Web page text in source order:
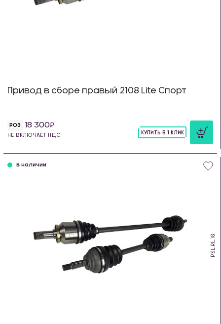
Привод в сборе правый 2108 Lite Спорт
РОЗ 18 300
НЕ ВКЛЮЧАЕТ НДС
КУПИТЬ В 1 КЛИК
PSL.RL.18
в наличии